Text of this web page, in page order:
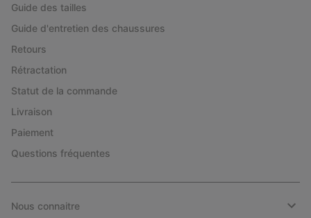
Guide des tailles
Guide d'entretien des chaussures
Retours
Rétractation
Statut de la commande
Livraison
Paiement
Questions fréquentes
Nous connaitre